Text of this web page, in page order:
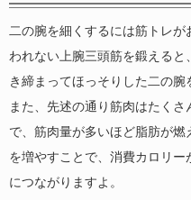
二の腕を細くするには筋トレ
われない上腕三頭筋を鍛えると
き締まってほっそりした二の腕
また、先述の通り筋肉はたく
で、筋肉量が多いほど脂肪が
を増やすことで、消費カロリ
につながりますよ。